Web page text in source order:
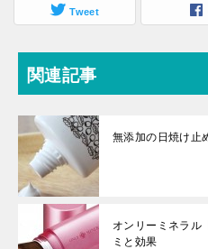
Tweet
関連記事
無添加の日焼け止
オンリーミネラル
ミと効果